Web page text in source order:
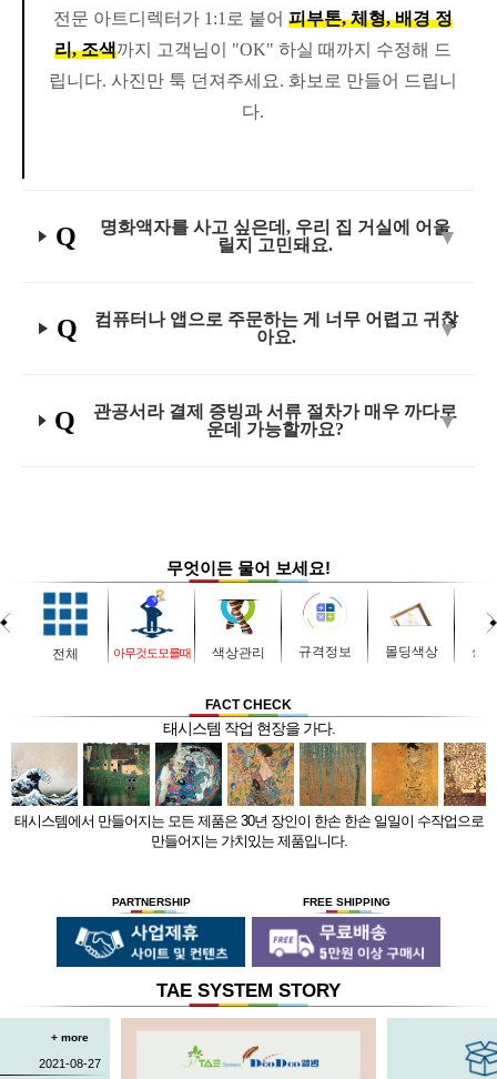
전문 아트디렉터가 1:1로 붙어 피부톤, 체형, 배경 정
리, 조색까지 고객님이 "OK" 하실 때까지 수정해 드
립니다. 사진만 툭 던져주세요. 화보로 만들어 드립니
다.
Q
명화액자를 사고 싶은데, 우리 집 거실에 어울
릴지 고민돼요.
Q
컴퓨터나 앱으로 주문하는 게 너무 어렵고 귀찮
아요.
Q
관공서라 결제 증빙과 서류 절차가 매우 까다로
운데 가능할까요?
무엇이든 물어 보세요!
전체 아무것도모를때 색상관리 규격정보 몰딩색상 설
FACT CHECK
태시스템 작업 현장을 가다.
태시스템에서 만들어지는 모든 제품은 30년 장인이 한손 한손 일일이 수작업으로
만들어지는 가치있는 제품입니다.
PARTNERSHIP FREE SHIPPING
TAE SYSTEM STORY
+ more
2021-08-27